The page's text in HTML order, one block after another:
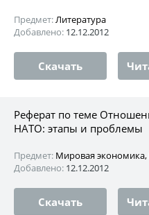
Предмет:Литература
Добавлено: 12.12.2012
Скачать
Реферат по теме
НАТО: этапы и проблемы
Предмет: Мировая
Добавлено: 12.12.2012
Скачать